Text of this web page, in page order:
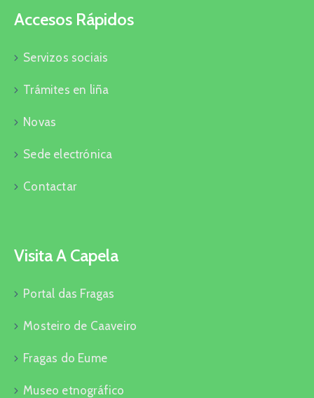
Accesos Rápidos
Servizos sociais
Trámites en liña
Novas
Sede electrónica
Contactar
Visita A Capela
Portal das Fragas
Mosteiro de Caaveiro
Fragas do Eume
Museo etnográfico